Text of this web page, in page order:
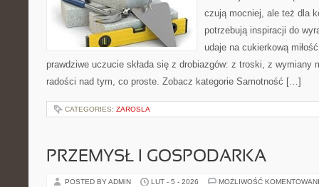
czują mocniej, ale też dla
potrzebują inspiracji do
udaje na cukierkową
prawdziwe uczucie składa się z drobiazgów: z troski, z wymiany
radości nad tym, co proste. Zobacz kategorie Samotność […]
CATEGORIES: ZAROSLA
PRZEMYSŁ I GOSPODARKA
POSTED BY ADMIN LUT - 5 - 2026 MOŻLIWOŚĆ